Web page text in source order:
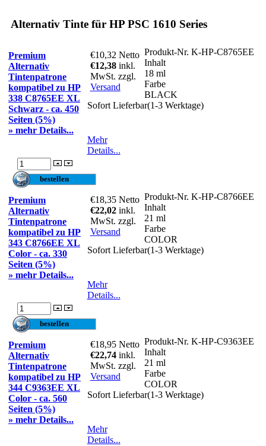
Alternativ Tinte für HP PSC 1610 Series
Premium
Alternativ
Tintenpatrone
kompatibel zu HP
338 C8765EE XL
Schwarz - ca. 450
Seiten (5%)
» mehr Details...
€10,32 Netto
€12,38 inkl.
MwSt. zzgl.
Versand
Produkt-Nr. K-HP-C8765EE
Inhalt
18 ml
Farbe
BLACK
Sofort Lieferbar(1-3 Werktage)
Mehr
Details...
Premium
Alternativ
Tintenpatrone
kompatibel zu HP
343 C8766EE XL
Color - ca. 330
Seiten (5%)
» mehr Details...
€18,35 Netto
€22,02 inkl.
MwSt. zzgl.
Versand
Produkt-Nr. K-HP-C8766EE
Inhalt
21 ml
Farbe
COLOR
Sofort Lieferbar(1-3 Werktage)
Mehr
Details...
Premium
Alternativ
Tintenpatrone
kompatibel zu HP
344 C9363EE XL
Color - ca. 560
Seiten (5%)
» mehr Details...
€18,95 Netto
€22,74 inkl.
MwSt. zzgl.
Versand
Produkt-Nr. K-HP-C9363EE
Inhalt
21 ml
Farbe
COLOR
Sofort Lieferbar(1-3 Werktage)
Mehr
Details...